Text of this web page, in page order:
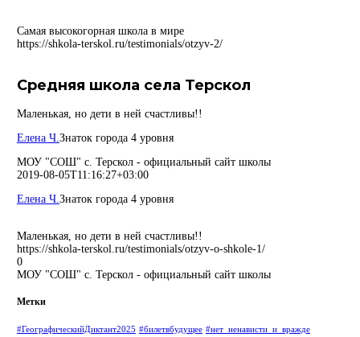
Самая высокогорная школа в мире
https://shkola-terskol.ru/testimonials/otzyv-2/
Средняя школа села Терскол
Маленькая, но дети в ней счастливы!!
Елена Ч. Знаток города 4 уровня
МОУ "СОШ" с. Терскол - официальный сайт школы
2019-08-05T11:16:27+03:00
Елена Ч. Знаток города 4 уровня
Маленькая, но дети в ней счастливы!!
https://shkola-terskol.ru/testimonials/otzyv-o-shkole-1/
0
МОУ "СОШ" с. Терскол - официальный сайт школы
Метки
#ГеографическийДиктант2025 #билетвбудущее #нет_ненависти_и_вражде